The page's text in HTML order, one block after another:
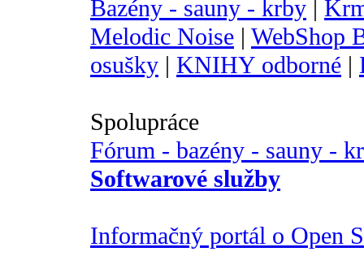
Bazény - sauny - krby |
Melodic Noise | WebShop
osušky | KNIHY odborné |
Spolupráce
Fórum - bazény - sauny -
Softwarové služby
Informačný portál o Open